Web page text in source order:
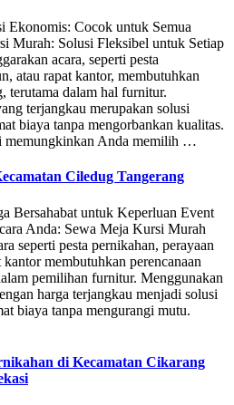
Ekonomis: Cocok untuk Semua
Murah: Solusi Fleksibel untuk Setiap
acara, seperti pesta
atau rapat kantor, membutuhkan
terutama dalam hal furnitur.
terjangkau merupakan solusi
biaya tanpa mengorbankan kualitas.
memungkinkan Anda memilih …
Ciledug Tangerang
Bersahabat untuk Keperluan Event
Anda: Sewa Meja Kursi Murah
seperti pesta pernikahan, perayaan
membutuhkan perencanaan
pemilihan furnitur. Menggunakan
harga terjangkau menjadi solusi
biaya tanpa mengurangi mutu.
di Kecamatan Cikarang